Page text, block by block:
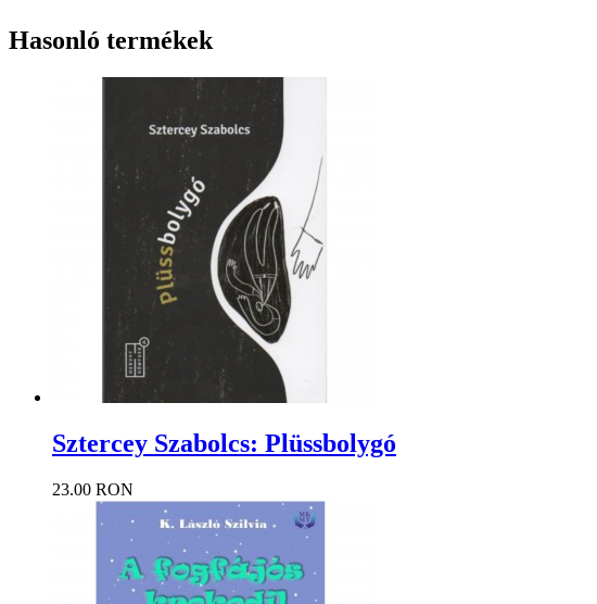
Hasonló termékek
Sztercey Szabolcs: Plüssbolygó
23.00 RON